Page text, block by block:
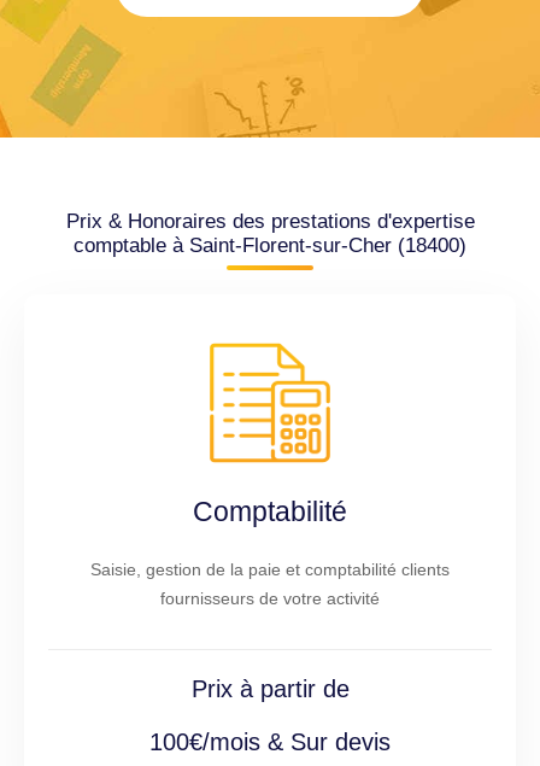
Prix & Honoraires des prestations d'expertise
comptable à Saint-Florent-sur-Cher (18400)
Comptabilité
Saisie, gestion de la paie et comptabilité clients
fournisseurs de votre activité
Prix à partir de
100€/mois & Sur devis